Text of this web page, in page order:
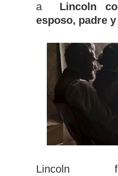
a Lincoln
esposo, padre
Lincoln